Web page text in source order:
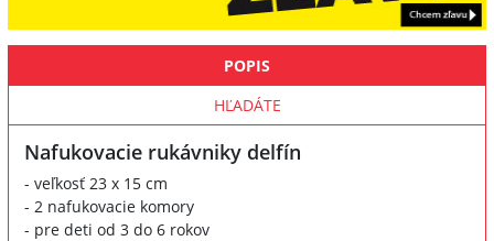
POPIS
HĽADÁTE
Nafukovacie rukávniky delfín
- veľkosť 23 x 15 cm
- 2 nafukovacie komory
- pre deti od 3 do 6 rokov